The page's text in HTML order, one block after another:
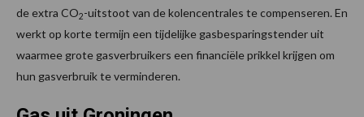
de extra CO2-uitstoot van de kolencentrales te compenseren. En
werkt op korte termijn een tijdelijke gasbesparingstender uit
waarmee grote gasverbruikers een financiële prikkel krijgen om
hun gasverbruik te verminderen.